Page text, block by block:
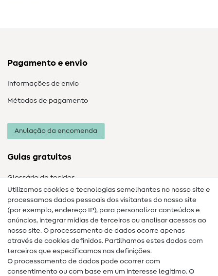
Pagamento e envio
Informações de envio
Métodos de pagamento
Anulação da encomenda
Guias gratuitos
Glossário de tecidos
Guias de costura
Ajuda e contacto
Contacto
Mudança de proprietário
Utilizamos cookies e tecnologias semelhantes no nosso site e
processamos dados pessoais dos visitantes do nosso site
(por exemplo, endereço IP), para personalizar conteúdos e
anúncios, integrar mídias de terceiros ou analisar acessos ao
nosso site. O processamento de dados ocorre apenas
através de cookies definidos. Partilhamos estes dados com
terceiros que especificamos nas definições.
O processamento de dados pode ocorrer com
consentimento ou com base em um interesse legítimo. O